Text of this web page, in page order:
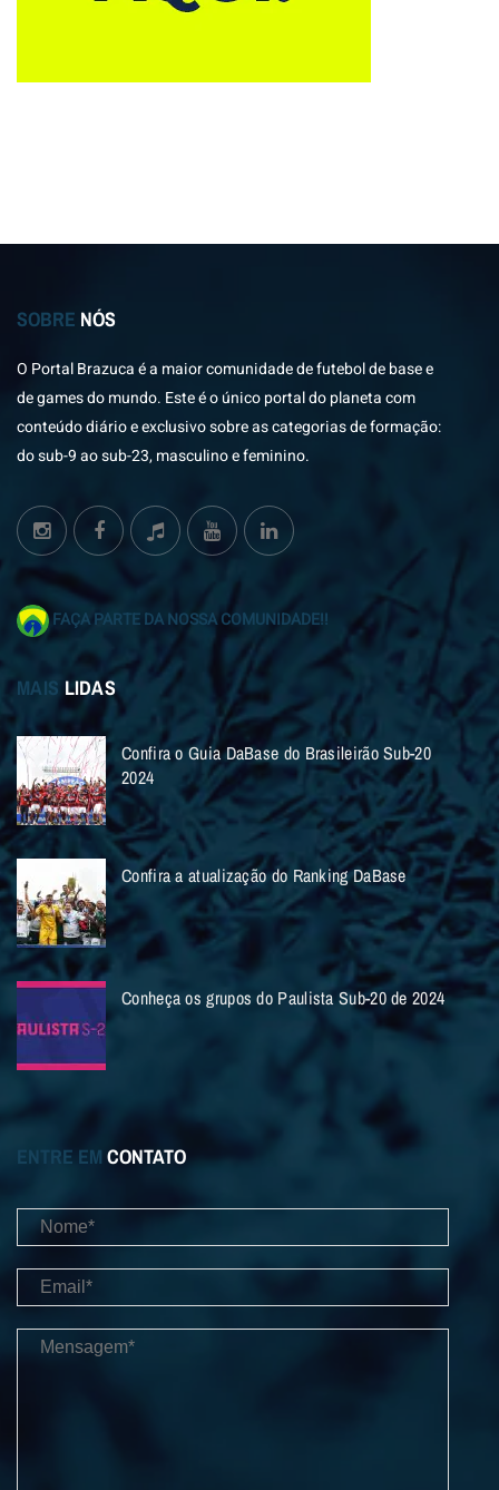
SOBRE NÓS
O Portal Brazuca é a maior comunidade de futebol de base e
de games do mundo. Este é o único portal do planeta com
conteúdo diário e exclusivo sobre as categorias de formação:
do sub-9 ao sub-23, masculino e feminino.
FAÇA PARTE DA NOSSA COMUNIDADE!!
MAIS LIDAS
Confira o Guia DaBase do Brasileirão Sub-20
2024
Confira a atualização do Ranking DaBase
Conheça os grupos do Paulista Sub-20 de 2024
ENTRE EM CONTATO